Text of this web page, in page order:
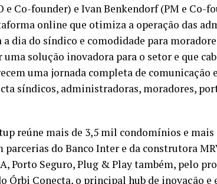
e Co-founder) e Ivan Benkendorf (PM e Co-
online que otimiza a operação das
dia do síndico e comodidade para
solução inovadora para o setor e que
uma jornada completa de comunicação
síndicos, administradoras, moradores,
reúne mais de 3,5 mil condomínios e mais
parcerias do Banco Inter e da construtora
Porto Seguro, Plug & Play também, pelo
Órbi Conecta, o principal hub de inovação